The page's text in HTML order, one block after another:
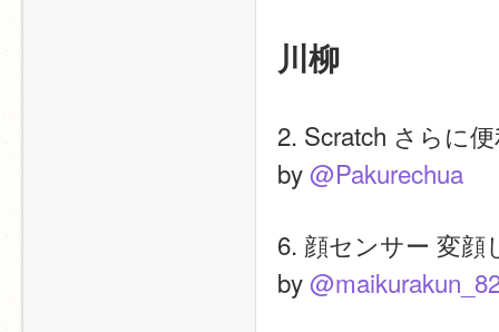
川柳
2. Scratch さらに
by @Pakurechua
6. 顔センサー 変
by